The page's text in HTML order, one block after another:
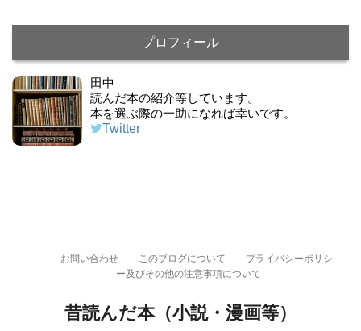
プロフィール
田中
読んだ本の紹介等しています。
本を選ぶ際の一助になれば幸いです。
Twitter
お問い合わせ このブログについて
プライバシーポリシ
ー及びその他の注意事項について
昔読んだ本（小説・漫画等）